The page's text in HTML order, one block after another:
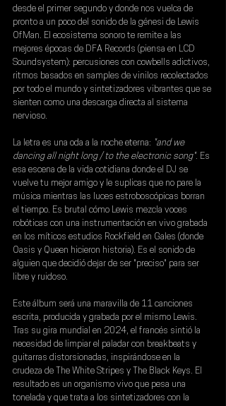
desde el primer segundo y donde nos vuelca de
pronto a un poco del sonido de la génesi de Lewis
OfMan. El ecosistema sonoro te remite a las
mejores épocas de DFA Records (piensa en LCD
Soundsystem): percusiones con cowbells adictivos,
ritmos basados en samples de vinilos recolectados
por todo el mundo y sintetizadores vibrantes que se
sienten como una descarga directa al sistema
nervioso.
La letra es una oda a la noche eterna: "and we
dancing all night long / to the electronic song". Es
esa escena de la vida cotidiana donde el DJ se
vuelve tu mejor amigo y le suplicas que no pare la
música mientras las luces estroboscópicas borran
el tiempo. Es brutal cómo Lewis mezcla voces
robóticas con una instrumentación en vivo grabada
en los míticos estudios Rockfield en Gales (donde
Oasis y Queen hicieron historia). Es el sonido de
alguien que decidió dejar de ser "preciso" para ser
libre y ruidoso.
Este álbum será una maravilla de 11 canciones
escrita, producida y grabada por el mismo Lewis.
Tras su gira mundial en 2024, el francés sintió la
necesidad de limpiar el paladar con breakbeats y
guitarras distorsionadas, inspirándose en la
crudeza de The White Stripes y The Black Keys. El
resultado es un organismo vivo que pesa una
tonelada y que trata a los sintetizadores con la